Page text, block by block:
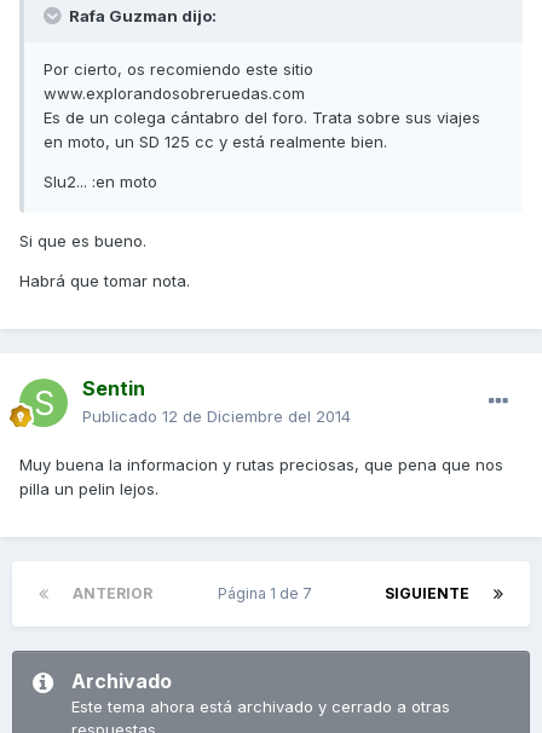
Rafa Guzman dijo:
Por cierto, os recomiendo este sitio
www.explorandosobreruedas.com
Es de un colega cántabro del foro. Trata sobre sus viajes
en moto, un SD 125 cc y está realmente bien.
Slu2... :en moto
Si que es bueno.
Habrá que tomar nota.
Sentin
Publicado 12 de Diciembre del 2014
Muy buena la informacion y rutas preciosas, que pena que nos
pilla un pelin lejos.
ANTERIOR SIGUIENTE
Página 1 de 7
Archivado
Este tema ahora está archivado y cerrado a otras